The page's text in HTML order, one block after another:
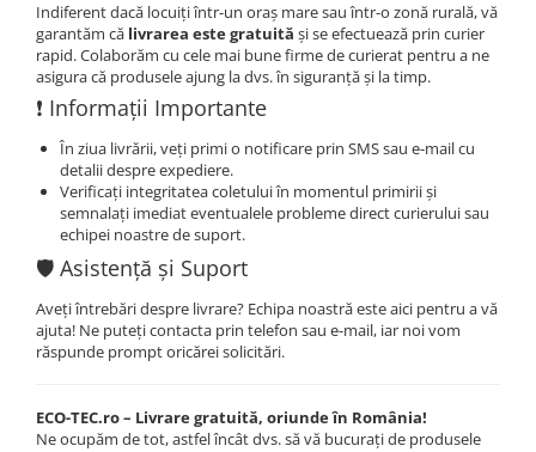
Indiferent dacă locuiți într-un oraș mare sau într-o zonă rurală, vă
garantăm că livrarea este gratuită și se efectuează prin curier
rapid. Colaborăm cu cele mai bune firme de curierat pentru a ne
asigura că produsele ajung la dvs. în siguranță și la timp.
❗️ Informații Importante
În ziua livrării, veți primi o notificare prin SMS sau e-mail cu
detalii despre expediere.
Verificați integritatea coletului în momentul primirii și
semnalați imediat eventualele probleme direct curierului sau
echipei noastre de suport.
🛡️ Asistență și Suport
Aveți întrebări despre livrare? Echipa noastră este aici pentru a vă
ajuta! Ne puteți contacta prin telefon sau e-mail, iar noi vom
răspunde prompt oricărei solicitări.
ECO-TEC.ro – Livrare gratuită, oriunde în România!
Ne ocupăm de tot, astfel încât dvs. să vă bucurați de produsele